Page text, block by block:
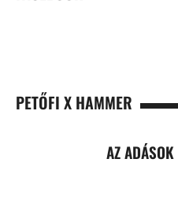
PETŐFI X HAMMER
AZ